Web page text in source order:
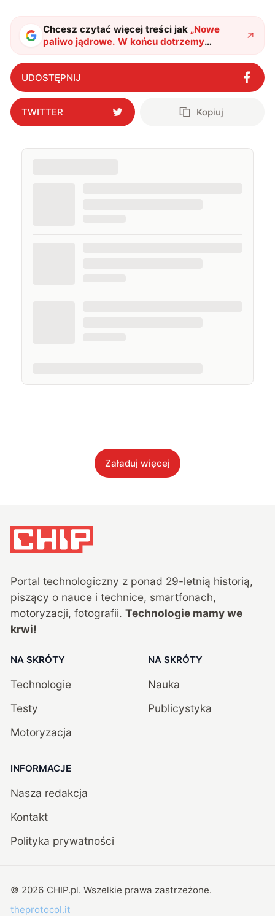
Chcesz czytać więcej treści jak „Nowe
paliwo jądrowe. W końcu dotrzemy
wszędzie i szybko"?
UDOSTĘPNIJ
TWITTER Kopiuj
Załaduj więcej
Portal technologiczny z ponad 29-letnią historią,
piszący o nauce i technice, smartfonach,
motoryzacji, fotografii. Technologie mamy we
krwi!
NA SKRÓTY
Technologie
Testy
Motoryzacja
NA SKRÓTY
Nauka
Publicystyka
INFORMACJE
Nasza redakcja
Kontakt
Polityka prywatności
© 2026 CHIP.pl. Wszelkie prawa zastrzeżone.
theprotocol.it